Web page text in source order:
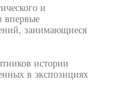
и
впервые
занимающиеся
истории
в экспозициях